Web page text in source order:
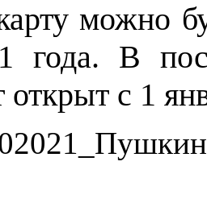
можно
года. В
открыт с 1